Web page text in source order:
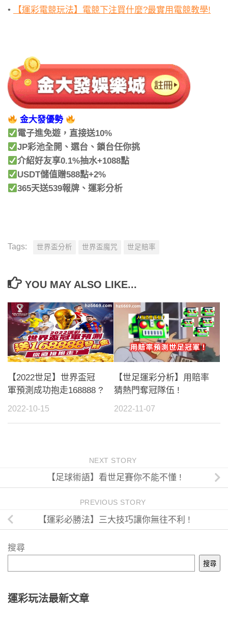
• 【運彩電競玩法】電競下注買什麼?最實用電競教學!
金大發優勢
電子進免遊，直接送10%
JP彩池全開、選台、鎖台任你挑
介紹好友享0.1%抽水+1088點
USDT儲值贈588點+2%
365天送539報牌、運彩分析
Tags: 世界盃分析 世界盃魔咒 世足賠率
YOU MAY ALSO LIKE...
【2022世足】世界盃冠
軍預測成功抱走168888 ?
2022-10-15
【世足運彩分析】用賠率
猜熱門奪冠隊伍 !
2022-11-07
NEXT STORY
【足球術語】看世足賽你不能不懂 !
PREVIOUS STORY
【運彩必勝法】三大技巧讓你無往不利 !
搜尋
搜尋
運彩玩法最新文章